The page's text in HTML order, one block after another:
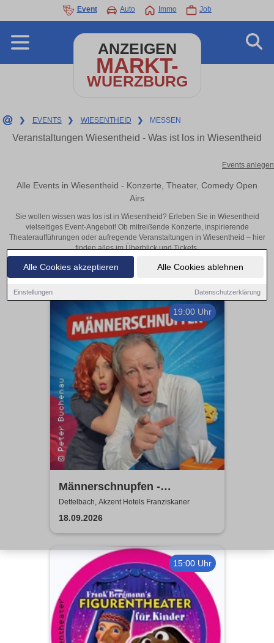
Alle Cookies akzeptieren Alle Cookies ablehnen
Einstellungen Datenschutzerklärung
Event Auto Immo Job
ANZEIGEN
MARKT-
WUERZBURG
❯ EVENTS ❯ WIESENTHEID ❯ MESSEN
Veranstaltungen Wiesentheid - Was ist los in Wiesentheid
Events anlegen
Alle Events in Wiesentheid - Konzerte, Theater, Comedy Open
Airs
Sie wollen wissen was los ist in Wiesentheid? Erleben Sie in Wiesentheid
vielseitiges Event-Angebot! Ob mitreißende Konzerte, inspirierende
Theateraufführungen oder aufregende Veranstaltungen in Wiesentheid – hier
finden alles im Überblick und Tickets.
19:00 Uhr
Männerschnupfen -
Buchenau Comedy Tour
Dettelbach, Akzent Hotels Franziskaner
18.09.2026
15:00 Uhr